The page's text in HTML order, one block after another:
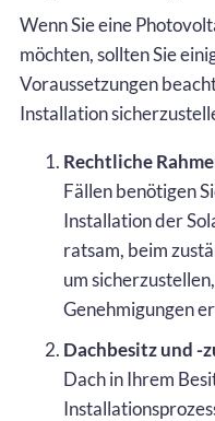
Wenn Sie eine
möchten, sollten Sie
Voraussetzungen
Installation
Rechtliche
Fällen benötigen
Installation der
ratsam, beim
um
Genehmigungen
Dachbesitz und -
Dach in Ihrem